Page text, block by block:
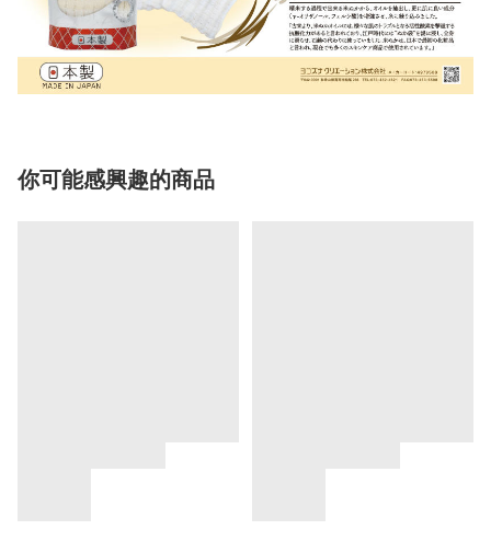
你可能感興趣的商品